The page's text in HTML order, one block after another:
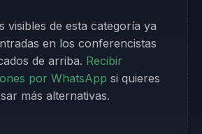
visibles de esta categoría ya
en los conferencistas
de arriba. Recibir
por WhatsApp si quieres
más alternativas.